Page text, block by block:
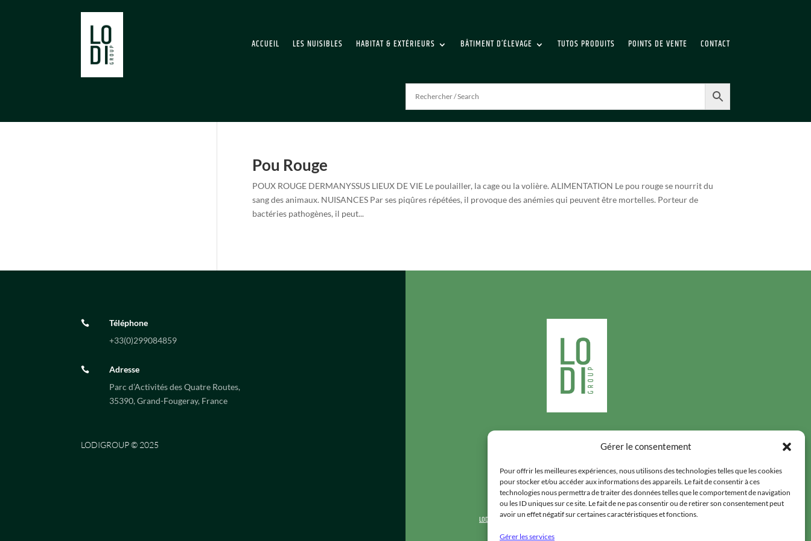
Gérer le consentement
Pour offrir les meilleures expériences, nous utilisons des technologies telles que les cookies
pour stocker et/ou accéder aux informations des appareils. Le fait de consentir à ces
technologies nous permettra de traiter des données telles que le comportement de navigation
ou les ID uniques sur ce site. Le fait de ne pas consentir ou de retirer son consentement peut
avoir un effet négatif sur certaines caractéristiques et fonctions.
Gérer les services
ACCUEIL LES NUISIBLES HABITAT & EXTÉRIEURS BÂTIMENT D’ÉLEVAGE TUTOS PRODUITS POINTS DE VENTE CONTACT
Pou Rouge
POUX ROUGE DERMANYSSUS LIEUX DE VIE Le poulailler, la cage ou la volière. ALIMENTATION Le pou rouge se nourrit du
sang des animaux. NUISANCES Par ses piqûres répétées, il provoque des anémies qui peuvent être mortelles. Porteur de
bactéries pathogènes, il peut...

Téléphone
+33(0)299084859

Adresse
Parc d’Activités des Quatre Routes,
35390, Grand-Fougeray, France
LODIGROUP © 2025
LODIGROUP/HYGIÈNE PUBLIQUE/DENRÉES STOCKÉES/LODI INTERNATIONAL/
MENTIONS LÉGALES